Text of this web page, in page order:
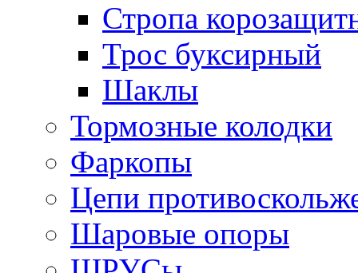
Стропа
Трос буксирный
Шаклы
Тормозные колодки
Фаркопы
Цепи
Шаровые опоры